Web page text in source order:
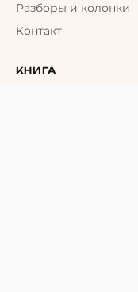
Разборы и колонки
Контакт
КНИГА